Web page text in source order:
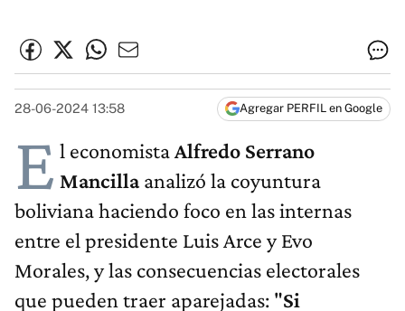
28-06-2024 13:58 Agregar PERFIL en Google
E l economistaAlfredo Serrano
Mancillaanalizó la coyuntura
boliviana haciendo foco en las internas
entre el presidente Luis Arce y Evo
Morales, y las consecuencias electorales
que pueden traer aparejadas: "Si